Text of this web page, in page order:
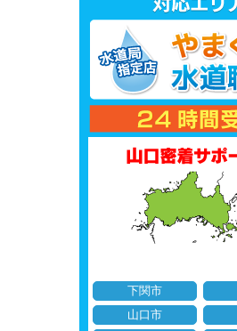
下関市
山口市